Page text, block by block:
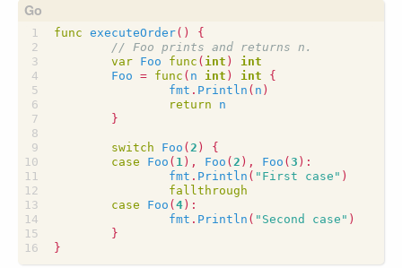
func executeOrder()
{
var Foo func ( int )
int
Foo = func ( n int ) int
{
fmt . Println ( n )
return
n
}
switch Foo ( 2 )
{
case
Foo ( 1 ), Foo ( 2 ), Foo ( 3 ):
fmt . Println ( "First case" )
fallthrough
case
Foo ( 4 ):
fmt . Println ( "Second case" )
}
}